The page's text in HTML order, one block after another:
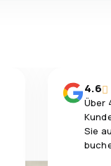
4.6
Über
Sie